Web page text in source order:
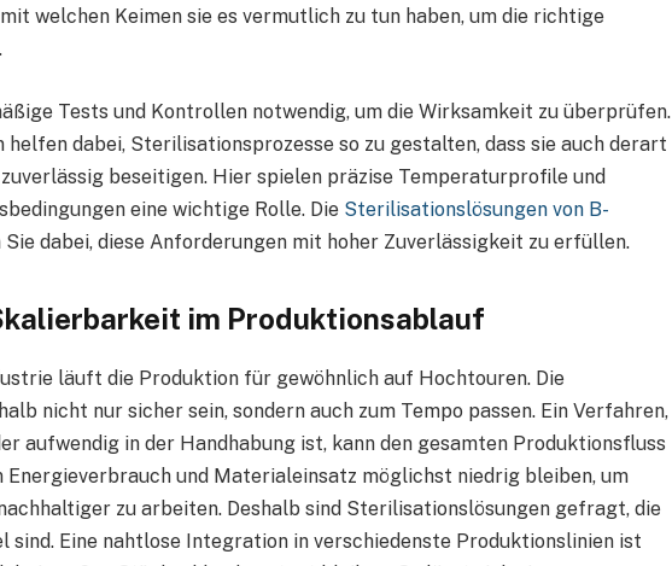
welchen Keimen sie es vermutlich zu tun haben, um die richtige
Tests und Kontrollen notwendig, um die Wirksamkeit zu überprüfen.
helfen dabei, Sterilisationsprozesse so zu gestalten, dass sie auch derart
beseitigen. Hier spielen präzise Temperaturprofile und
eine wichtige Rolle. Die Sterilisationslösungen von B-
dabei, diese Anforderungen mit hoher Zuverlässigkeit zu erfüllen.
im Produktionsablauf
läuft die Produktion für gewöhnlich auf Hochtouren. Die
nicht nur sicher sein, sondern auch zum Tempo passen. Ein Verfahren,
aufwendig in der Handhabung ist, kann den gesamten Produktionsfluss
Energieverbrauch und Materialeinsatz möglichst niedrig bleiben, um
zu arbeiten. Deshalb sind Sterilisationslösungen gefragt, die
sind. Eine nahtlose Integration in verschiedenste Produktionslinien ist